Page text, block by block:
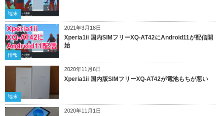
端末
2021年3月18日
情報
Xperia1ii 国内SIMフリーXQ-AT42にAndroid11が配信開
始
2020年11月6日
端末
Xperia1ii 国内版SIMフリーXQ-AT42が電池もちが悪い
2020年11月1日